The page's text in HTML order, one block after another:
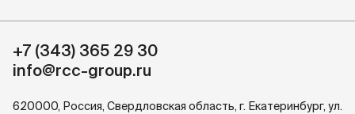
+7 (343) 365 29 30
info@rcc-group.ru
620000, Россия, Cвердловская область, г. Екатеринбург, ул.